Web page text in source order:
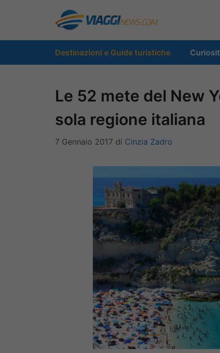
contenuto
Destinazioni e Guide turistiche
Le 52 mete del New
sola regione italiana
7 Gennaio 2017 di Cinzia Zadro